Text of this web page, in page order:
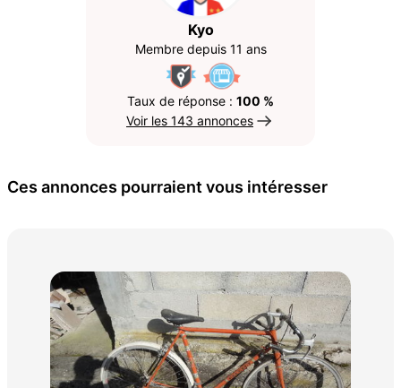
Kyo
Membre depuis 11 ans
Taux de réponse : 100 %
Voir les 143 annonces
Ces annonces pourraient vous intéresser